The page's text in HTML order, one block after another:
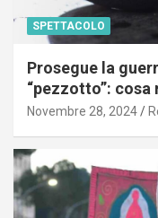
SPETTACOLO
Prosegue la
“pezzotto”:
Novembre 28, 2024